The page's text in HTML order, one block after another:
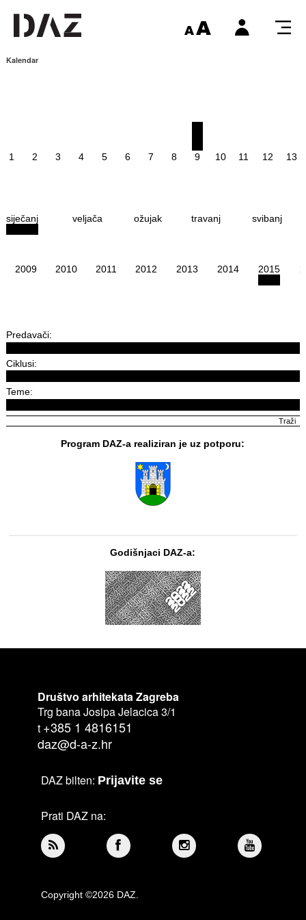
Kalendar
1 2 3 4 5 6 7 8 9 10 11 12 13
siječanj veljača ožujak travanj svibanj
2009 2010 2011 2012 2013 2014 2015
Predavači:
Ciklusi:
Teme:
Program DAZ-a realiziran je uz potporu:
Godišnjaci DAZ-a:
Društvo arhitekata Zagreba
Trg bana Josipa Jelacica 3/1
t +385 1 4816151
daz@d-a-z.hr
DAZ bilten: Prijavite se
Prati DAZ na:
Copyright ©2026 DAZ.